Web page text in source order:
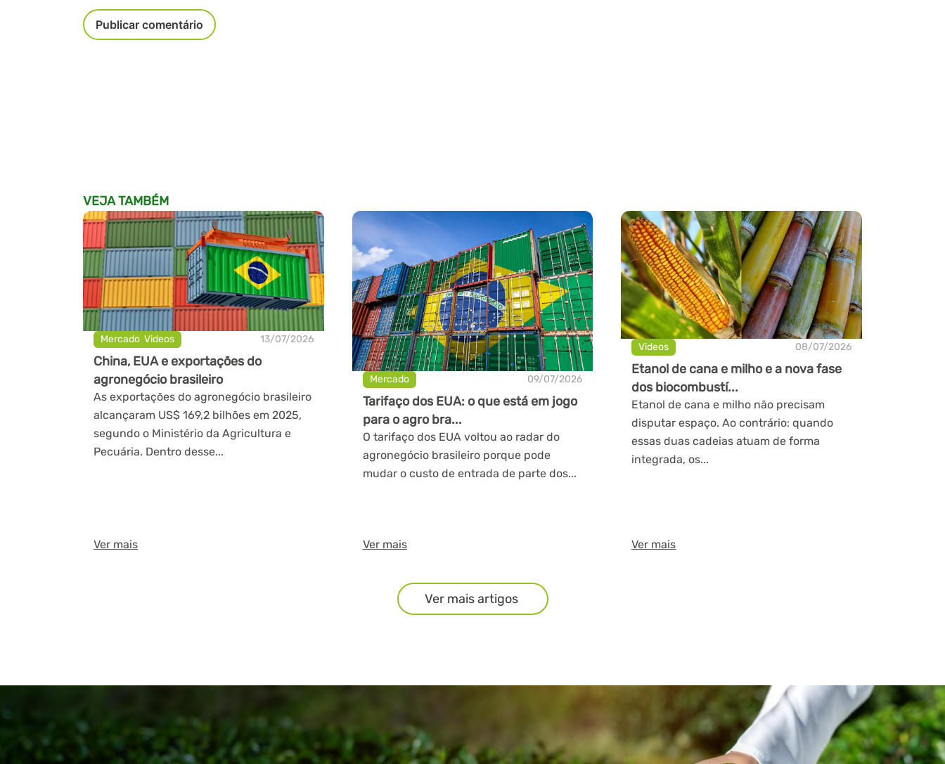
VEJA TAMBÉM
Mercado,Videos 13/07/2026
China, EUA e exportações do
agronegócio brasileiro
As exportações do agronegócio brasileiro
alcançaram US$ 169,2 bilhões em 2025,
segundo o Ministério da Agricultura e
Pecuária. Dentro desse...
Ver mais
Mercado 09/07/2026
Tarifaço dos EUA: o que está em jogo
para o agro bra...
O tarifaço dos EUA voltou ao radar do
agronegócio brasileiro porque pode
mudar o custo de entrada de parte dos...
Ver mais
Videos 08/07/2026
Etanol de cana e milho e a nova fase
dos biocombustí...
Etanol de cana e milho não precisam
disputar espaço. Ao contrário: quando
essas duas cadeias atuam de forma
integrada, os...
Ver mais
Ver mais artigos